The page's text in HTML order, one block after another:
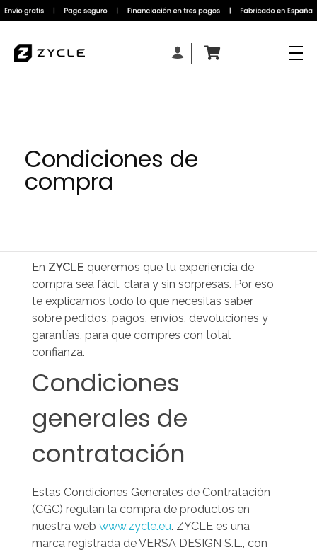
Condiciones de
compra
En ZYCLE queremos que tu experiencia de
compra sea fácil, clara y sin sorpresas. Por eso
te explicamos todo lo que necesitas saber
sobre pedidos, pagos, envíos, devoluciones y
garantías, para que compres con total
confianza.
Condiciones
generales de
contratación
Estas Condiciones Generales de Contratación
(CGC) regulan la compra de productos en
nuestra web www.zycle.eu. ZYCLE es una
marca registrada de VERSA DESIGN S.L., con